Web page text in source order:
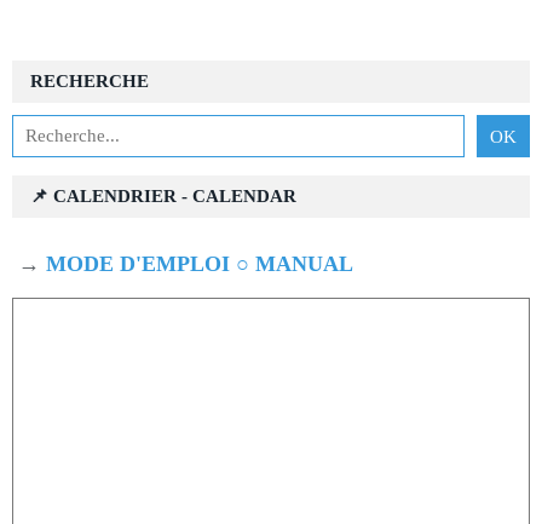
RECHERCHE
📌 CALENDRIER - CALENDAR
→ MODE D'EMPLOI ○ MANUAL